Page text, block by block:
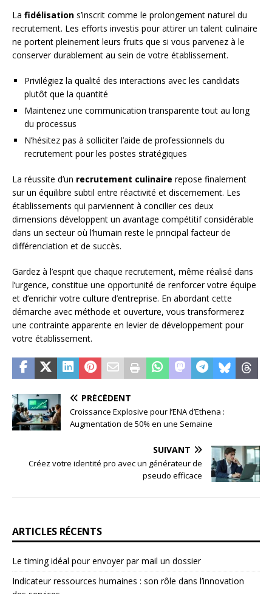
La fidélisation s’inscrit comme le prolongement naturel du
recrutement. Les efforts investis pour attirer un talent culinaire
ne portent pleinement leurs fruits que si vous parvenez à le
conserver durablement au sein de votre établissement.
Privilégiez la qualité des interactions avec les candidats
plutôt que la quantité
Maintenez une communication transparente tout au long
du processus
N’hésitez pas à solliciter l’aide de professionnels du
recrutement pour les postes stratégiques
La réussite d’un recrutement culinaire repose finalement
sur un équilibre subtil entre réactivité et discernement. Les
établissements qui parviennent à concilier ces deux
dimensions développent un avantage compétitif considérable
dans un secteur où l’humain reste le principal facteur de
différenciation et de succès.
Gardez à l’esprit que chaque recrutement, même réalisé dans
l’urgence, constitue une opportunité de renforcer votre équipe
et d’enrichir votre culture d’entreprise. En abordant cette
démarche avec méthode et ouverture, vous transformerez
une contrainte apparente en levier de développement pour
votre établissement.
PRÉCÉDENT
Croissance Explosive pour l’ENA d’Ethena :
Augmentation de 50% en une Semaine
SUIVANT
Créez votre identité pro avec un générateur de
pseudo efficace
ARTICLES RÉCENTS
Le timing idéal pour envoyer par mail un dossier
Indicateur ressources humaines : son rôle dans l’innovation